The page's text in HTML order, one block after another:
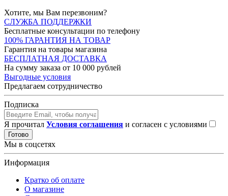
Хотите, мы Вам перезвоним?
СЛУЖБА ПОДДЕРЖКИ
Бесплатные консультации по телефону
100% ГАРАНТИЯ НА ТОВАР
Гарантия на товары магазина
БЕСПЛАТНАЯ ДОСТАВКА
На сумму заказа от 10 000 рублей
Выгодные условия
Предлагаем сотрудничество
Подписка
Я прочитал Условия соглашения и согласен с условиями
Готово
Мы в соцсетях
Информация
Кратко об оплате
О магазине